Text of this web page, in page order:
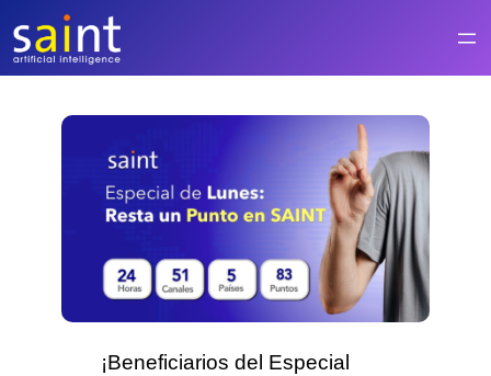
contenido
¡Beneficiarios del Especial